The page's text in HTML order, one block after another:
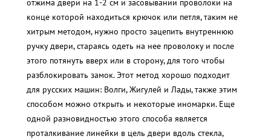
отжима двери на 1-2 см и засовывании проволоки на
конце которой находиться крючок или петля, таким не
хитрым методом, нужно просто зацепить внутреннюю
ручку двери, стараясь одеть на нее проволоку и после
этого потянуть вверх или в сторону, для того чтобы
разблокировать замок. Этот метод хорошо подходит
для русских машин: Волги, Жигулей и Лады, также этим
способом можно открыть и некоторые иномарки. Еще
одной разновидностью этого способа является
проталкивание линейки в цель двери вдоль стекла,